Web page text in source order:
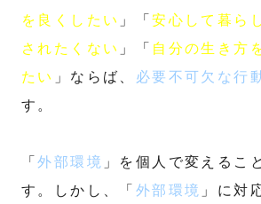
を良くしたい 」「安心して暮ら
されたくない 」「 自分の生き方
たい 」ならば、 必要不可欠な行
す。
「外部環境 」を個人で変えるこ
す。しかし、「 外部環境 」に対